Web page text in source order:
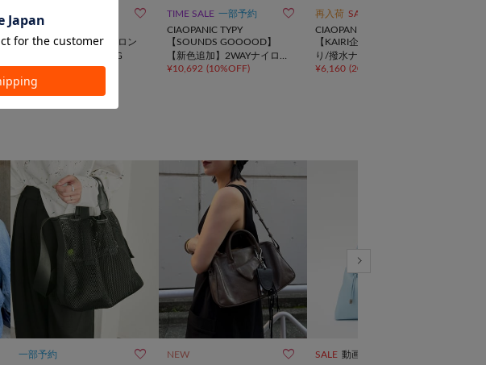

CIAOPANIC TYPY
【WEB限定】撥水ナイロン
ハーフムーン2WAYBAG
¥3,300 (50%OFF)
TIME SALE 一部予約 
CIAOPANIC TYPY
【SOUNDS GOOOOD】
【新色追加】2WAYナイロン
タックギャザーパラコードB
¥10,692 (10%OFF)
再入荷 SALE
CIAOPANIC TYPY
【KAIRI企画】2サイズ展開あ
り/撥水ナイロンマルチウェ
イBAG
¥6,160 (20%OFF
一部予約  NEW  SALE 動画